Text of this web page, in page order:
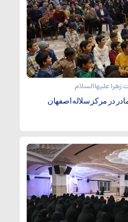
علیهاالسلام
در مرکز سلاله اصفهان